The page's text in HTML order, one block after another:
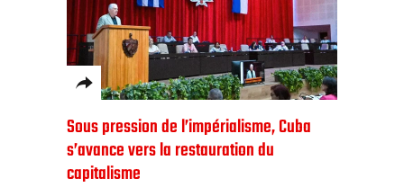
Sous pression de l’impérialisme, Cuba
s’avance vers la restauration du
capitalisme